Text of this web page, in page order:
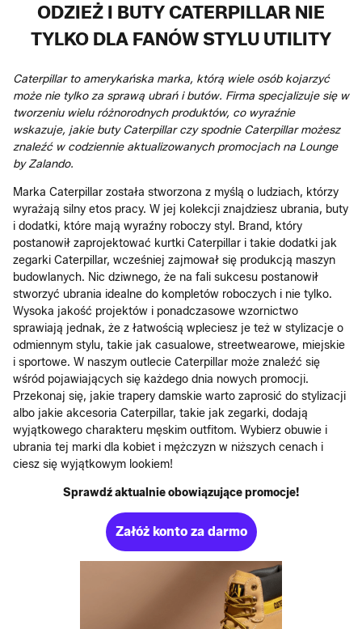
ODZIEŻ I BUTY CATERPILLAR NIE
TYLKO DLA FANÓW STYLU UTILITY
Caterpillar to amerykańska marka, którą wiele osób kojarzyć
może nie tylko za sprawą ubrań i butów. Firma specjalizuje się w
tworzeniu wielu różnorodnych produktów, co wyraźnie
wskazuje, jakie buty Caterpillar czy spodnie Caterpillar możesz
znaleźć w codziennie aktualizowanych promocjach na Lounge
by Zalando.
Marka Caterpillar została stworzona z myślą o ludziach, którzy
wyrażają silny etos pracy. W jej kolekcji znajdziesz ubrania, buty
i dodatki, które mają wyraźny roboczy styl. Brand, który
postanowił zaprojektować kurtki Caterpillar i takie dodatki jak
zegarki Caterpillar, wcześniej zajmował się produkcją maszyn
budowlanych. Nic dziwnego, że na fali sukcesu postanowił
stworzyć ubrania idealne do kompletów roboczych i nie tylko.
Wysoka jakość projektów i ponadczasowe wzornictwo
sprawiają jednak, że z łatwością wpleciesz je też w stylizacje o
odmiennym stylu, takie jak casualowe, streetwearowe, miejskie
i sportowe. W naszym outlecie Caterpillar może znaleźć się
wśród pojawiających się każdego dnia nowych promocji.
Przekonaj się, jakie trapery damskie warto zaprosić do stylizacji
albo jakie akcesoria Caterpillar, takie jak zegarki, dodają
wyjątkowego charakteru męskim outfitom. Wybierz obuwie i
ubrania tej marki dla kobiet i mężczyzn w niższych cenach i
ciesz się wyjątkowym lookiem!
Sprawdź aktualnie obowiązujące promocje!
Załóż konto za darmo